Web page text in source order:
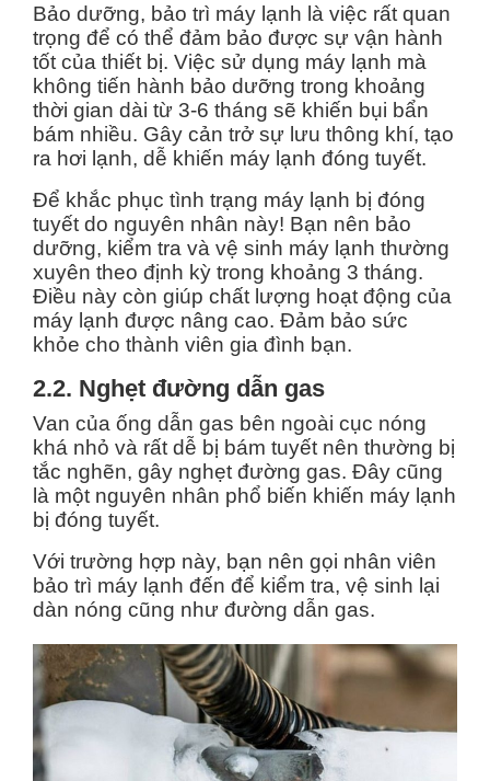
Bảo dưỡng, bảo trì máy lạnh là việc rất quan
trọng để có thể đảm bảo được sự vận hành
tốt của thiết bị. Việc sử dụng máy lạnh mà
không tiến hành bảo dưỡng trong khoảng
thời gian dài từ 3-6 tháng sẽ khiến bụi bẩn
bám nhiều. Gây cản trở sự lưu thông khí, tạo
ra hơi lạnh, dễ khiến máy lạnh đóng tuyết.
Để khắc phục tình trạng máy lạnh bị đóng
tuyết do nguyên nhân này! Bạn nên bảo
dưỡng, kiểm tra và vệ sinh máy lạnh thường
xuyên theo định kỳ trong khoảng 3 tháng.
Điều này còn giúp chất lượng hoạt động của
máy lạnh được nâng cao. Đảm bảo sức
khỏe cho thành viên gia đình bạn.
2.2. Nghẹt đường dẫn gas
Van của ống dẫn gas bên ngoài cục nóng
khá nhỏ và rất dễ bị bám tuyết nên thường bị
tắc nghẽn, gây nghẹt đường gas. Đây cũng
là một nguyên nhân phổ biến khiến máy lạnh
bị đóng tuyết.
Với trường hợp này, bạn nên gọi nhân viên
bảo trì máy lạnh đến để kiểm tra, vệ sinh lại
dàn nóng cũng như đường dẫn gas.